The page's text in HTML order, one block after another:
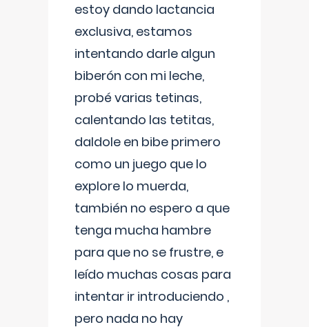
estoy dando lactancia
exclusiva, estamos
intentando darle algun
biberón con mi leche,
probé varias tetinas,
calentando las tetitas,
daldole en bibe primero
como un juego que lo
explore lo muerda,
también no espero a que
tenga mucha hambre
para que no se frustre, e
leído muchas cosas para
intentar ir introduciendo ,
pero nada no hay